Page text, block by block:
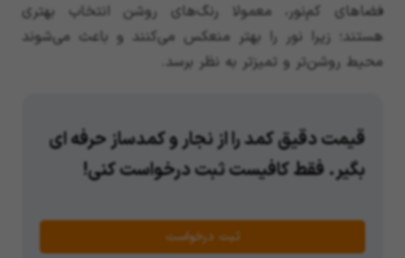
فضاهای کم‌نور، معمولا رنگ‌های روشن انتخاب بهتری
هستند؛ زیرا نور را بهتر منعکس می‌کنند و باعث می‌شوند
محیط روشن‌تر و تمیزتر به نظر برسد.
قیمت دقیق کمد را از نجار و کمدساز حرفه ای
بگیر. فقط کافیست ثبت درخواست کنی!
ثبت درخواست